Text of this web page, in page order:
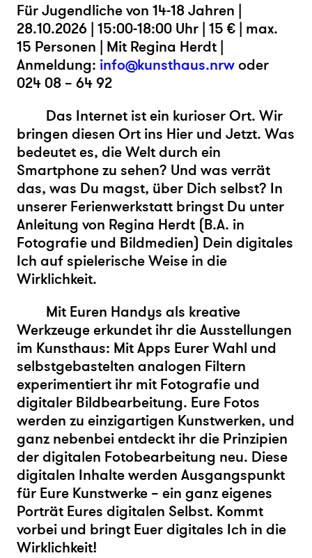
Für Jugendliche von 14-18 Jahren |
28.10.2026 | 15:00-18:00 Uhr | 15 € | max.
15 Personen | Mit Regina Herdt |
Anmeldung: info@kunsthaus.nrwoder
024 08 – 64 92
Das Internet ist ein kurioser Ort. Wir
bringen diesen Ort ins Hier und Jetzt. Was
bedeutet es, die Welt durch ein
Smartphone zu sehen? Und was verrät
das, was Du magst, über Dich selbst? In
unserer Ferienwerkstatt bringst Du unter
Anleitung von Regina Herdt (B.A. in
Fotografie und Bildmedien) Dein digitales
Ich auf spielerische Weise in die
Wirklichkeit.
Mit Euren Handys als kreative
Werkzeuge erkundet ihr die Ausstellungen
im Kunsthaus: Mit Apps Eurer Wahl und
selbstgebastelten analogen Filtern
experimentiert ihr mit Fotografie und
digitaler Bildbearbeitung. Eure Fotos
werden zu einzigartigen Kunstwerken, und
ganz nebenbei entdeckt ihr die Prinzipien
der digitalen Fotobearbeitung neu. Diese
digitalen Inhalte werden Ausgangspunkt
für Eure Kunstwerke – ein ganz eigenes
Porträt Eures digitalen Selbst. Kommt
vorbei und bringt Euer digitales Ich in die
Wirklichkeit!